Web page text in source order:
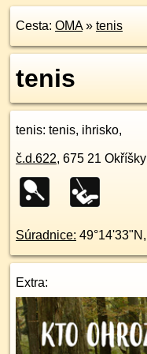
Cesta: OMA» tenis
tenis
tenis: tenis, ihrisko,
č.d.622, 675 21 Okříšky
Súradnice: 49°14'33"N ,
Extra: